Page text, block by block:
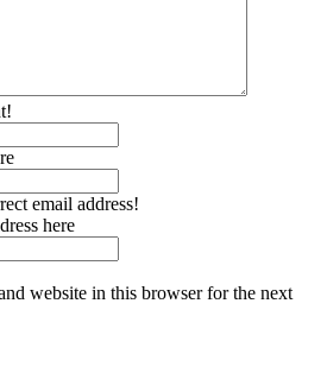
email address!
here
website in this browser for the next